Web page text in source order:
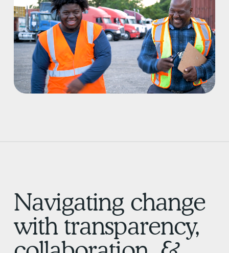
Navigating change
with transparency,